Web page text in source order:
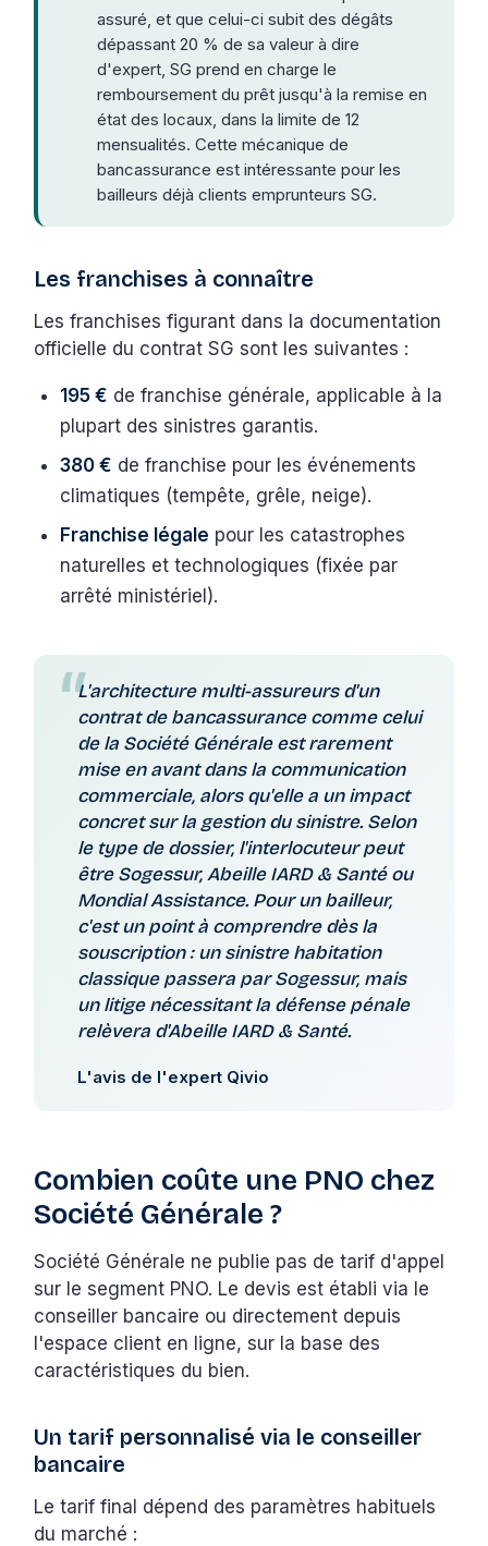
assuré, et que celui-ci subit des dégâts
dépassant 20 % de sa valeur à dire
d'expert, SG prend en charge le
remboursement du prêt jusqu'à la remise en
état des locaux, dans la limite de 12
mensualités. Cette mécanique de
bancassurance est intéressante pour les
bailleurs déjà clients emprunteurs SG.
Les franchises à connaître
Les franchises figurant dans la documentation
officielle du contrat SG sont les suivantes :
195 € de franchise générale, applicable à la
plupart des sinistres garantis.
380 € de franchise pour les événements
climatiques (tempête, grêle, neige).
Franchise légale pour les catastrophes
naturelles et technologiques (fixée par
arrêté ministériel).
L'architecture multi-assureurs d'un
contrat de bancassurance comme celui
de la Société Générale est rarement
mise en avant dans la communication
commerciale, alors qu'elle a un impact
concret sur la gestion du sinistre. Selon
le type de dossier, l'interlocuteur peut
être Sogessur, Abeille IARD & Santé ou
Mondial Assistance. Pour un bailleur,
c'est un point à comprendre dès la
souscription : un sinistre habitation
classique passera par Sogessur, mais
un litige nécessitant la défense pénale
relèvera d'Abeille IARD & Santé.
L'avis de l'expert Qivio
Combien coûte une PNO chez
Société Générale ?
Société Générale ne publie pas de tarif d'appel
sur le segment PNO. Le devis est établi via le
conseiller bancaire ou directement depuis
l'espace client en ligne, sur la base des
caractéristiques du bien.
Un tarif personnalisé via le conseiller
bancaire
Le tarif final dépend des paramètres habituels
du marché :